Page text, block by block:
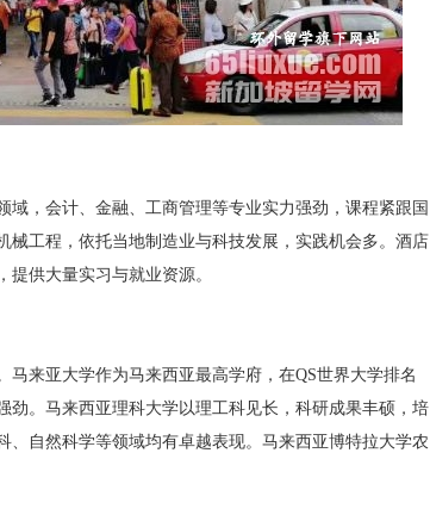
，会计、金融、工商管理等专业实力强劲，课程紧跟国
械工程，依托当地制造业与科技发展，实践机会多。酒店
供大量实习与就业资源。
来亚大学作为马来西亚最高学府，在QS世界大学排名
劲。马来西亚理科大学以理工科见长，科研成果丰硕，培
、自然科学等领域均有卓越表现。马来西亚博特拉大学农